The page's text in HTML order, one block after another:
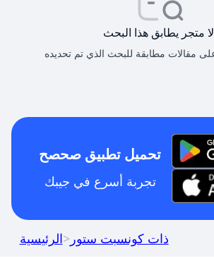
لا متجر يطابق هذا البحث
تحميل تطبيق صحصح
تجربة أسرع في جيبك
الرئيسية> ذات كونسبت ستور